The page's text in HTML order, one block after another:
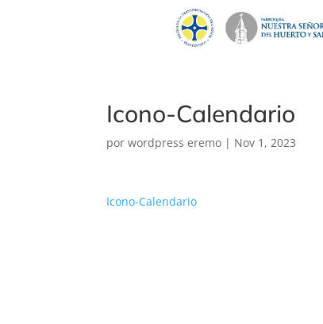
Icono-Calendario
porwordpress eremo | Nov 1, 2023
Icono-Calendario